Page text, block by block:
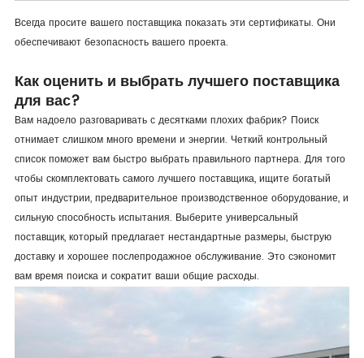
Всегда просите вашего поставщика показать эти сертификаты. Они
обеспечивают безопасность вашего проекта.
Как оценить и выбрать лучшего поставщика
для вас?
Вам надоело разговаривать с десятками плохих фабрик? Поиск
отнимает слишком много времени и энергии. Четкий контрольный
список поможет вам быстро выбрать правильного партнера. Для того
чтобы скомплектовать самого лучшего поставщика, ищите богатый
опыт индустрии, предварительное производственное оборудование, и
сильную способность испытания. Выберите универсальный
поставщик, который предлагает нестандартные размеры, быструю
доставку и хорошее послепродажное обслуживание. Это сэкономит
вам время поиска и сократит ваши общие расходы.